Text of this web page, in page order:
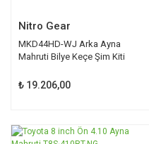
Nitro Gear
MKD44HD-WJ Arka Ayna
Mahruti Bilye Keçe Şim Kiti
₺ 19.206,00